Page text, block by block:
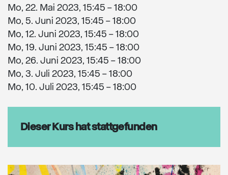
Mo, 22. Mai 2023, 15:45 – 18:00
Mo, 5. Juni 2023, 15:45 – 18:00
Mo, 12. Juni 2023, 15:45 – 18:00
Mo, 19. Juni 2023, 15:45 – 18:00
Mo, 26. Juni 2023, 15:45 – 18:00
Mo, 3. Juli 2023, 15:45 – 18:00
Mo, 10. Juli 2023, 15:45 – 18:00
Dieser Kurs hat stattgefunden